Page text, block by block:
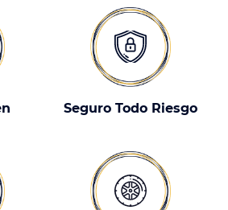
Seguro Todo Riesgo